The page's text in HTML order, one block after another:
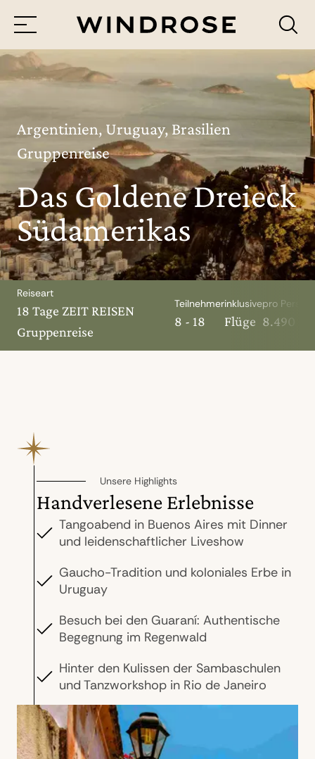
Menü
Reisethemen
Jetzt Anfrage senden
Argentinien, Uruguay, Brasilien
Gruppenreise
Das Goldene Dreieck
Südamerikas
Reiseart
18 Tage ZEIT REISEN
Gruppenreise
Teilnehmer
8 - 18
inklusive
Flüge
pro Person
8.490 €
Unsere Highlights
Handverlesene Erlebnisse
Tangoabend in Buenos Aires mit Dinner
und leidenschaftlicher Liveshow
Gaucho-Tradition und koloniales Erbe in
Uruguay
Besuch bei den Guaraní: Authentische
Begegnung im Regenwald
Hinter den Kulissen der Sambaschulen
und Tanzworkshop in Rio de Janeiro